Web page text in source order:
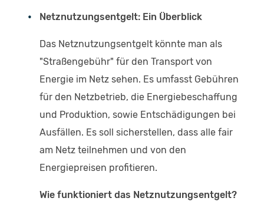
Netznutzungsentgelt: Ein Überblick
Das Netznutzungsentgelt könnte man als
"Straßengebühr" für den Transport von
Energie im Netz sehen. Es umfasst Gebühren
für den Netzbetrieb, die Energiebeschaffung
und Produktion, sowie Entschädigungen bei
Ausfällen. Es soll sicherstellen, dass alle fair
am Netz teilnehmen und von den
Energiepreisen profitieren.
Wie funktioniert das Netznutzungsentgelt?